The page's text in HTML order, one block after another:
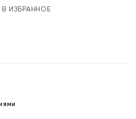
В ИЗБРАННОЕ